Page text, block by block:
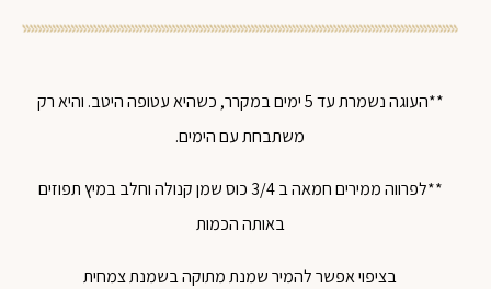
**העוגה נשמרת עד 5 ימים במקרר, כשהיא עטופה היטב. והיא רק
משתבחת עם הימים.
**לפרווה ממירים חמאה ב 3/4 כוס שמן קנולה וחלב במיץ תפוזים
באותה הכמות
בציפוי אפשר להמיר שמנת מתוקה בשמנת צמחית